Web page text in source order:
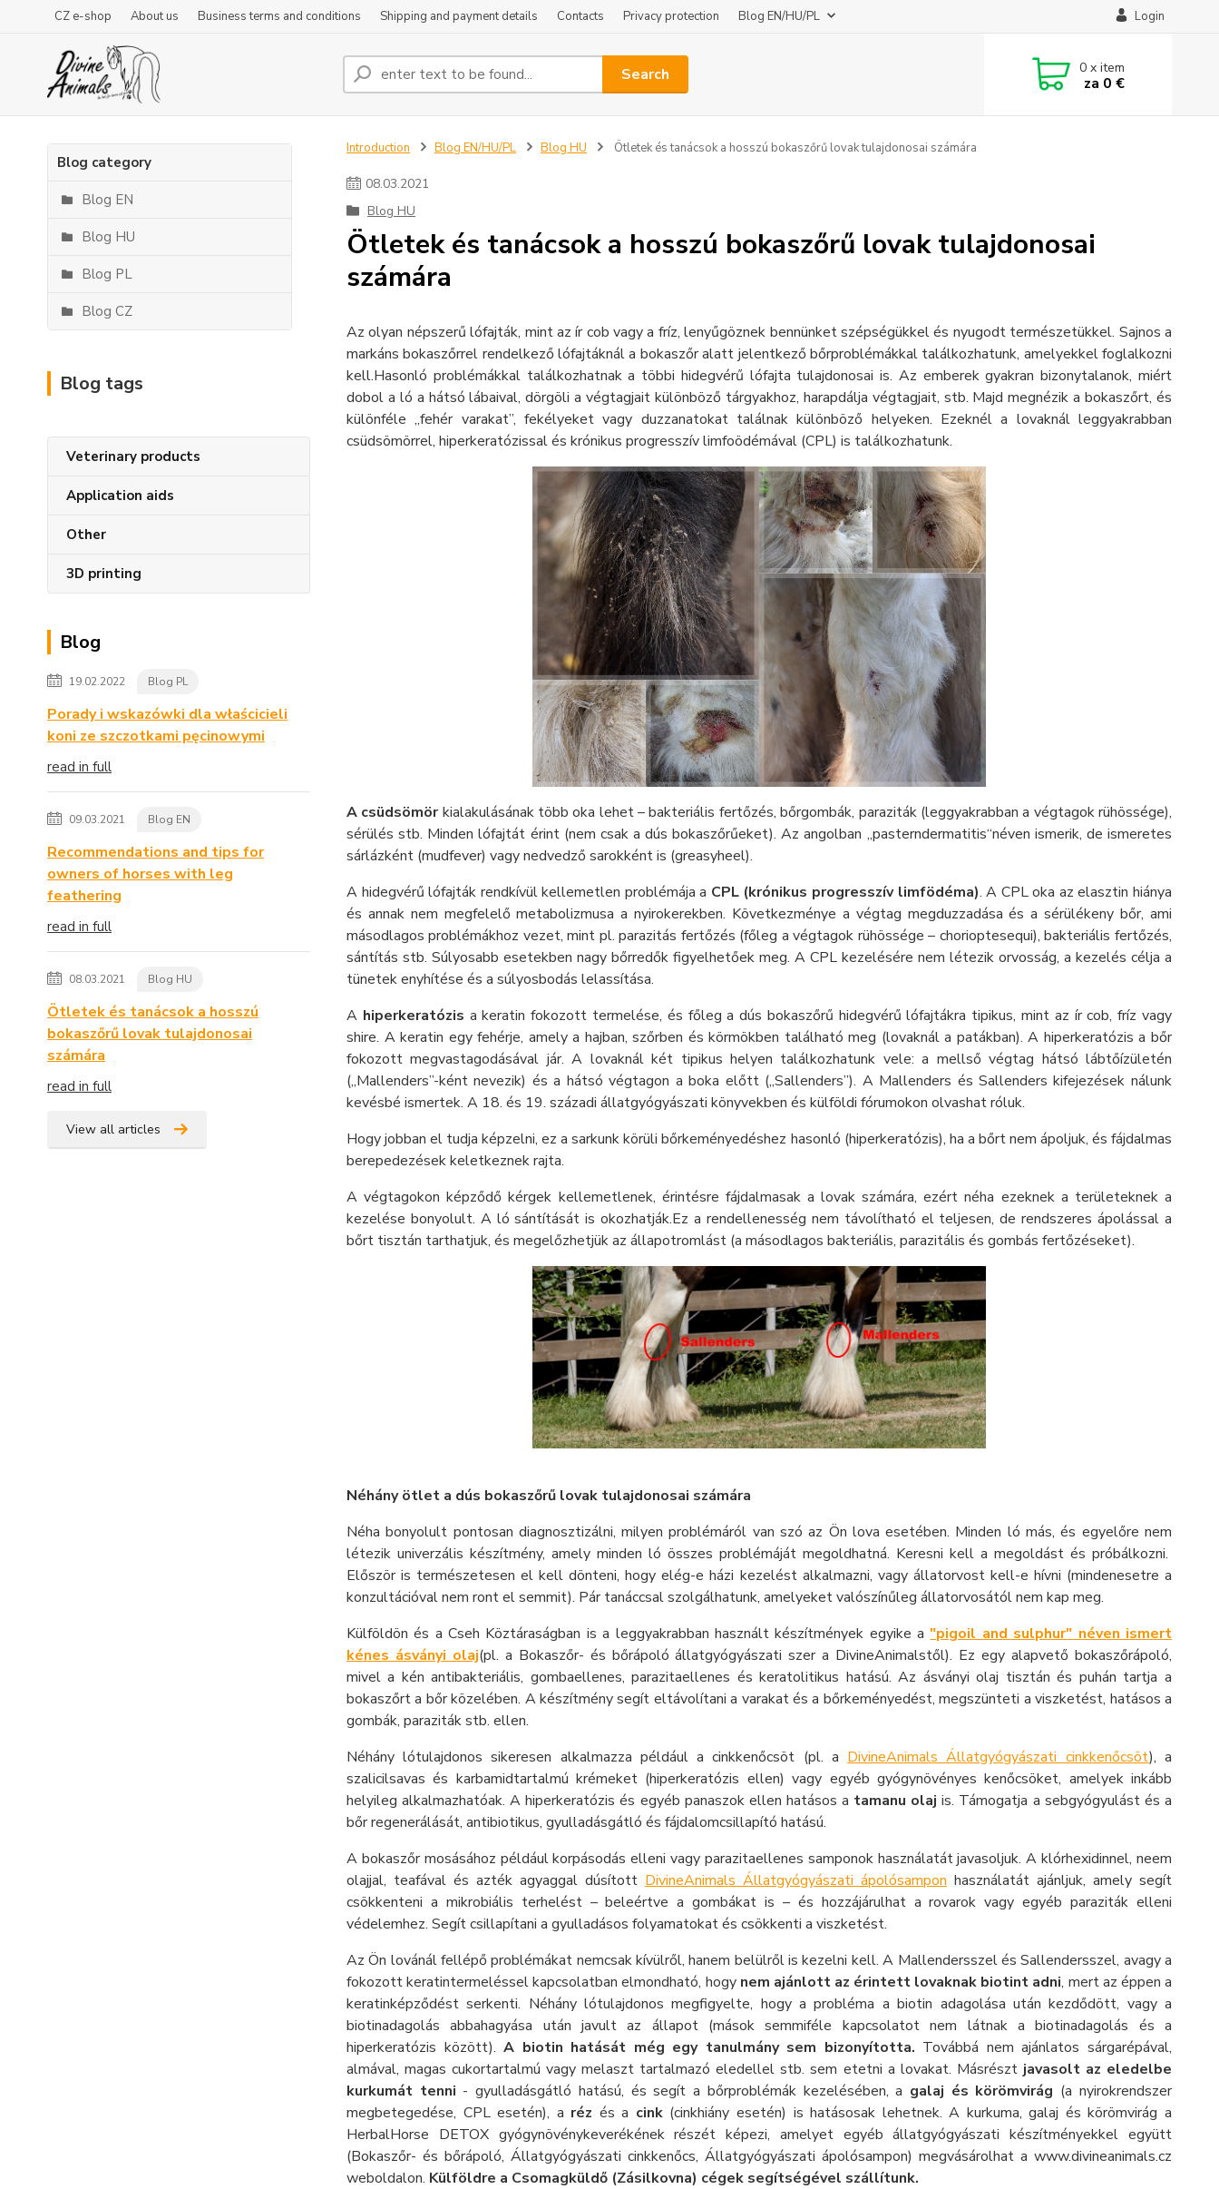
CZ e-shop About us Business terms and conditions Shipping and payment details Contacts Privacy protection Blog EN/HU/PL Login
Search 0 x item
za 0 €
Blog category
Blog EN
Blog HU
Blog PL
Blog CZ
Blog tags
Veterinary products
Application aids
Other
3D printing
Blog
19.02.2022 Blog PL
Porady i wskazówki dla właścicieli
koni ze szczotkami pęcinowymi
read in full
09.03.2021 Blog EN
Recommendations and tips for
owners of horses with leg
feathering
read in full
08.03.2021 Blog HU
Ötletek és tanácsok a hosszú
bokaszőrű lovak tulajdonosai
számára
read in full
View all articles
Introduction Blog EN/HU/PL Blog HU Ötletek és tanácsok a hosszú bokaszőrű lovak tulajdonosai számára
08.03.2021
Blog HU
Ötletek és tanácsok a hosszú bokaszőrű lovak tulajdonosai
számára
Az olyan népszerű lófajták, mint az ír cob vagy a fríz, lenyűgöznek bennünket szépségükkel és nyugodt természetükkel. Sajnos a
markáns bokaszőrrel rendelkező lófajtáknál a bokaszőr alatt jelentkező bőrproblémákkal találkozhatunk, amelyekkel foglalkozni
kell.Hasonló problémákkal találkozhatnak a többi hidegvérű lófajta tulajdonosai is. Az emberek gyakran bizonytalanok, miért
dobol a ló a hátsó lábaival, dörgöli a végtagjait különböző tárgyakhoz, harapdálja végtagjait, stb. Majd megnézik a bokaszőrt, és
különféle „fehér varakat”, fekélyeket vagy duzzanatokat találnak különböző helyeken. Ezeknél a lovaknál leggyakrabban
csüdsömörrel, hiperkeratózissal és krónikus progresszív limfoödémával (CPL) is találkozhatunk.
A csüdsömörkialakulásának több oka lehet – bakteriális fertőzés, bőrgombák, paraziták (leggyakrabban a végtagok rühössége),
sérülés stb. Minden lófajtát érint (nem csak a dús bokaszőrűeket). Az angolban „pasterndermatitis“néven ismerik, de ismeretes
sárlázként (mudfever) vagy nedvedző sarokként is (greasyheel).
A hidegvérű lófajták rendkívül kellemetlen problémája a CPL (krónikus progresszív limfödéma). A CPL oka az elasztin hiánya
és annak nem megfelelő metabolizmusa a nyirokerekben. Következménye a végtag megduzzadása és a sérülékeny bőr, ami
másodlagos problémákhoz vezet, mint pl. parazitás fertőzés (főleg a végtagok rühössége – chorioptesequi), bakteriális fertőzés,
sántítás stb. Súlyosabb esetekben nagy bőrredők figyelhetőek meg. A CPL kezelésére nem létezik orvosság, a kezelés célja a
tünetek enyhítése és a súlyosbodás lelassítása.
A hiperkeratózis a keratin fokozott termelése, és főleg a dús bokaszőrű hidegvérű lófajtákra tipikus, mint az ír cob, fríz vagy
shire. A keratin egy fehérje, amely a hajban, szőrben és körmökben található meg (lovaknál a patákban). A hiperkeratózis a bőr
fokozott megvastagodásával jár. A lovaknál két tipikus helyen találkozhatunk vele: a mellső végtag hátsó lábtőízületén
(„Mallenders”-ként nevezik) és a hátsó végtagon a boka előtt („Sallenders”). A Mallenders és Sallenders kifejezések nálunk
kevésbé ismertek. A 18. és 19. századi állatgyógyászati könyvekben és külföldi fórumokon olvashat róluk.
Hogy jobban el tudja képzelni, ez a sarkunk körüli bőrkeményedéshez hasonló (hiperkeratózis), ha a bőrt nem ápoljuk, és fájdalmas
berepedezések keletkeznek rajta.
A végtagokon képződő kérgek kellemetlenek, érintésre fájdalmasak a lovak számára, ezért néha ezeknek a területeknek a
kezelése bonyolult. A ló sántítását is okozhatják.Ez a rendellenesség nem távolítható el teljesen, de rendszeres ápolással a
bőrt tisztán tarthatjuk, és megelőzhetjük az állapotromlást (a másodlagos bakteriális, parazitális és gombás fertőzéseket).
Néhány ötlet a dús bokaszőrű lovak tulajdonosai számára
Néha bonyolult pontosan diagnosztizálni, milyen problémáról van szó az Ön lova esetében. Minden ló más, és egyelőre nem
létezik univerzális készítmény, amely minden ló összes problémáját megoldhatná. Keresni kell a megoldást és próbálkozni.
Először is természetesen el kell dönteni, hogy elég-e házi kezelést alkalmazni, vagy állatorvost kell-e hívni (mindenesetre a
konzultációval nem ront el semmit). Pár tanáccsal szolgálhatunk, amelyeket valószínűleg állatorvosától nem kap meg.
Külföldön és a Cseh Köztáraságban is a leggyakrabban használt készítmények egyike a"pigoil and sulphur" néven ismert
kénes ásványi olaj(pl. a Bokaszőr- és bőrápoló állatgyógyászati szer a DivineAnimalstől). Ez egy alapvető bokaszőrápoló,
mivel a kén antibakteriális, gombaellenes, parazitaellenes és keratolitikus hatású. Az ásványi olaj tisztán és puhán tartja a
bokaszőrt a bőr közelében. A készítmény segít eltávolítani a varakat és a bőrkeményedést, megszünteti a viszketést, hatásos a
gombák, paraziták stb. ellen.
Néhány lótulajdonos sikeresen alkalmazza például a cinkkenőcsöt (pl. a DivineAnimals Állatgyógyászati cinkkenőcsöt), a
szalicilsavas és karbamidtartalmú krémeket (hiperkeratózis ellen) vagy egyéb gyógynövényes kenőcsöket, amelyek inkább
helyileg alkalmazhatóak. A hiperkeratózis és egyéb panaszok ellen hatásos a tamanu olajis. Támogatja a sebgyógyulást és a
bőr regenerálását, antibiotikus, gyulladásgátló és fájdalomcsillapító hatású.
A bokaszőr mosásához például korpásodás elleni vagy parazitaellenes samponok használatát javasoljuk. A klórhexidinnel, neem
olajjal, teafával és azték agyaggal dúsított DivineAnimals Állatgyógyászati ápolósampon használatát ajánljuk, amely segít
csökkenteni a mikrobiális terhelést – beleértve a gombákat is – és hozzájárulhat a rovarok vagy egyéb paraziták elleni
védelemhez. Segít csillapítani a gyulladásos folyamatokat és csökkenti a viszketést.
Az Ön lovánál fellépő problémákat nemcsak kívülről, hanem belülről is kezelni kell. A Mallendersszel és Sallendersszel, avagy a
fokozott keratintermeléssel kapcsolatban elmondható, hogy nem ajánlott az érintett lovaknak biotint adni, mert az éppen a
keratinképződést serkenti. Néhány lótulajdonos megfigyelte, hogy a probléma a biotin adagolása után kezdődött, vagy a
biotinadagolás abbahagyása után javult az állapot (mások semmiféle kapcsolatot nem látnak a biotinadagolás és a
hiperkeratózis között).A biotin hatását még egy tanulmány sem bizonyította. Továbbá nem ajánlatos sárgarépával,
almával, magas cukortartalmú vagy melaszt tartalmazó eledellel stb. sem etetni a lovakat. Másrészt javasolt az eledelbe
kurkumát tenni - gyulladásgátló hatású, és segít a bőrproblémák kezelésében, a galaj és körömvirág (a nyirokrendszer
megbetegedése, CPL esetén), a réz és a cink(cinkhiány esetén) is hatásosak lehetnek. A kurkuma, galaj és körömvirág a
HerbalHorse DETOX gyógynövénykeverékének részét képezi, amelyet egyéb állatgyógyászati készítményekkel együtt
(Bokaszőr- és bőrápoló, Állatgyógyászati cinkkenőcs, Állatgyógyászati ápolósampon) megvásárolhat a www.divineanimals.cz
weboldalon. Külföldre a Csomagküldő (Zásilkovna) cégek segítségével szállítunk.